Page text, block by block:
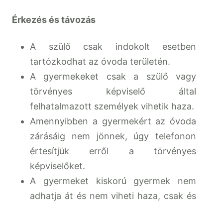
Érkezés és távozás
A szülő csak indokolt esetben
tartózkodhat az óvoda területén.
A gyermekeket csak a szülő vagy
törvényes képviselő által
felhatalmazott személyek vihetik haza.
Amennyibben a gyermekért az óvoda
zárásáig nem jönnek, úgy telefonon
értesítjük erről a törvényes
képviselőket.
A gyermeket kiskorú gyermek nem
adhatja át és nem viheti haza, csak és